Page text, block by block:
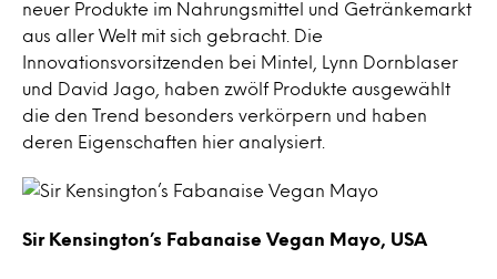
neuer Produkte im Nahrungsmittel und Getränkemarkt
aus aller Welt mit sich gebracht. Die
Innovationsvorsitzenden bei Mintel, Lynn Dornblaser
und David Jago, haben zwölf Produkte ausgewählt
die den Trend besonders verkörpern und haben
deren Eigenschaften hier analysiert.
Sir Kensington’s Fabanaise Vegan Mayo, USA